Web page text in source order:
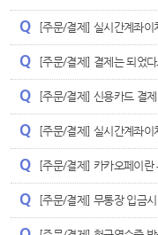
[주문/결제] 실시간계좌이
[주문/결제] 결제는 되었
[주문/결제] 신용카드 결
[주문/결제] 실시간계좌이
[주문/결제] 카카오페이란
[주문/결제] 무통장 입금